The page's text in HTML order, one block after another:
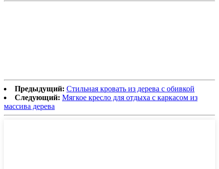
Предыдущий: Стильная кровать из дерева с обивкой
Следующий: Мягкое кресло для отдыха с каркасом из
массива дерева